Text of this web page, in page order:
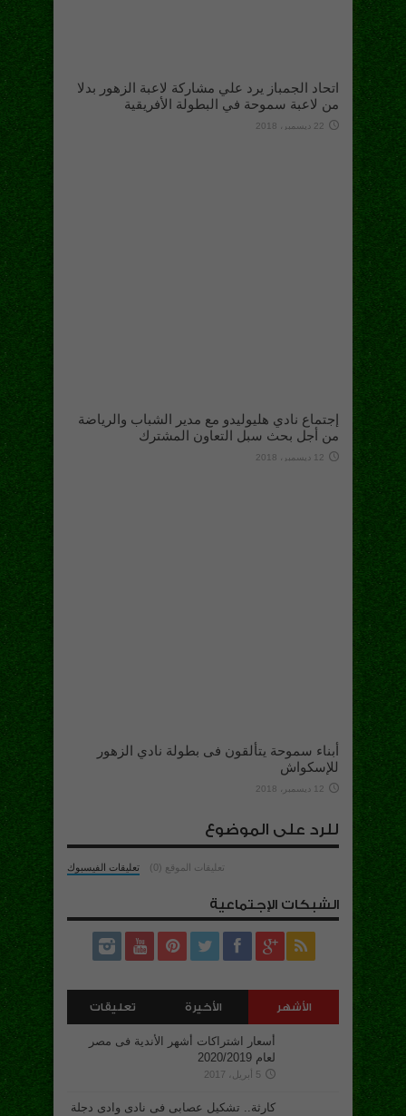
اتحاد الجمباز يرد علي مشاركة لاعبة الزهور بدلا
من لاعبة سموحة في البطولة الأفريقية
22 ديسمبر، 2018
إجتماع نادي هليوليدو مع مدير الشباب والرياضة
من أجل بحث سبل التعاون المشترك
12 ديسمبر، 2018
أبناء سموحة يتألقون فى بطولة نادي الزهور
للإسكواش
12 ديسمبر، 2018
للرد على الموضوع
تعليقات الفيسبوك تعليقات الموقع (0)
الشبكات الإجتماعية
الأشهر الأخيرة تعليقات
أسعار اشتراكات أشهر الأندية فى مصر
لعام 2020/2019
5 أبريل، 2017
كارثة.. تشكيل عصابى فى نادى وادى دجلة